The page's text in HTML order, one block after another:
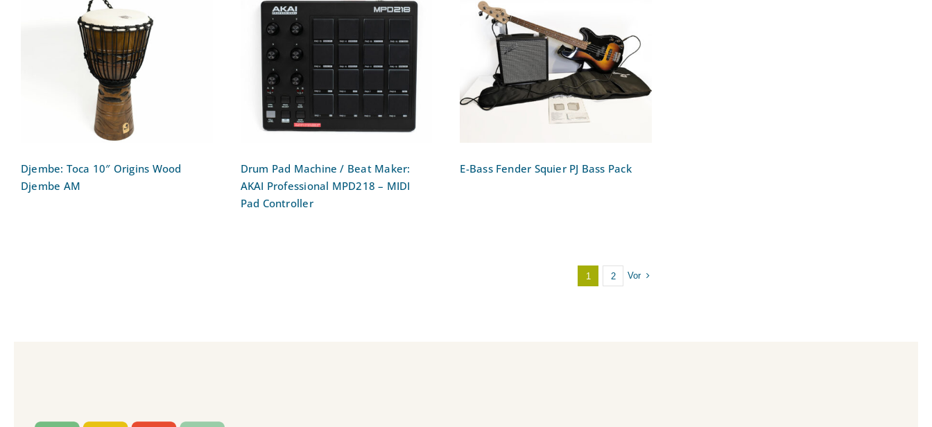
Djembe: Toca 10″ Origins
Wood Djembe AM
Djembe: Toca 10″ Origins Wood
Djembe AM
Drum Pad Machine / Beat
Maker: AKAI Professional
MPD218 – MIDI Pad
Controller
Drum Pad Machine / Beat Maker:
AKAI Professional MPD218 – MIDI
Pad Controller
E-Bass Fender Squier PJ
Bass Pack
E-Bass Fender Squier PJ Bass Pack
1 2 Vor